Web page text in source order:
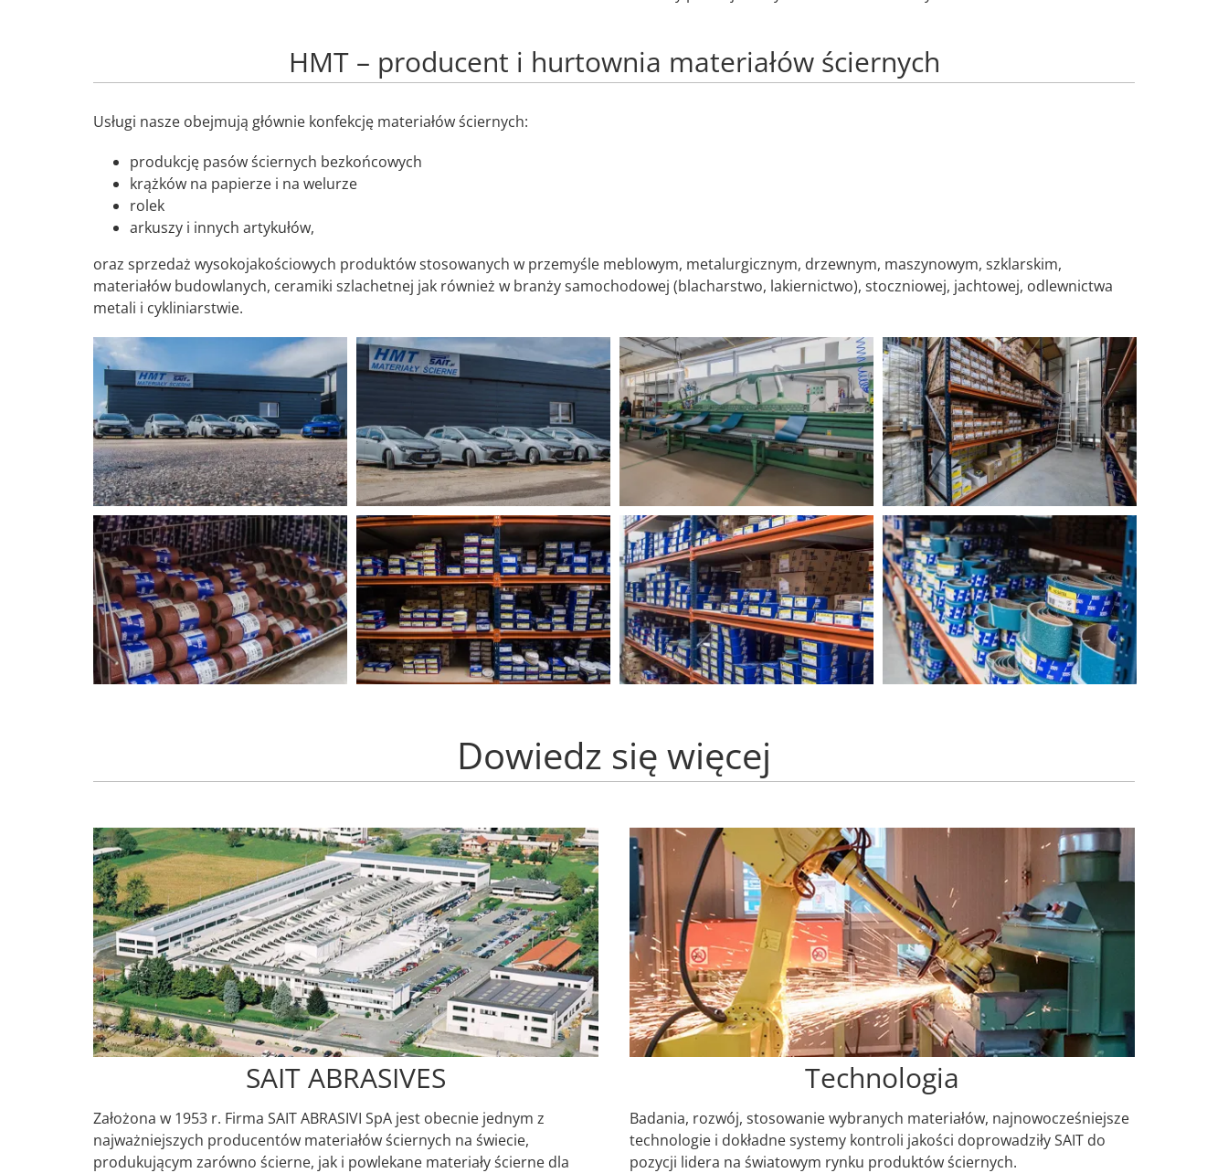
HMT – producent i hurtownia materiałów ściernych
Usługi nasze obejmują głównie konfekcję materiałów ściernych:
produkcję pasów ściernych bezkońcowych
krążków na papierze i na welurze
rolek
arkuszy i innych artykułów,
oraz sprzedaż wysokojakościowych produktów stosowanych w przemyśle meblowym, metalurgicznym, drzewnym, maszynowym, szklarskim,
materiałów budowlanych, ceramiki szlachetnej jak również w branży samochodowej (blacharstwo, lakiernictwo), stoczniowej, jachtowej, odlewnictwa
metali i cykliniarstwie.
Dowiedz się więcej
SAIT ABRASIVES
Założona w 1953 r. Firma SAIT ABRASIVI SpA jest obecnie jednym z
najważniejszych producentów materiałów ściernych na świecie,
produkującym zarówno ścierne, jak i powlekane materiały ścierne dla
Technologia
Badania, rozwój, stosowanie wybranych materiałów, najnowocześniejsze
technologie i dokładne systemy kontroli jakości doprowadziły SAIT do
pozycji lidera na światowym rynku produktów ściernych.